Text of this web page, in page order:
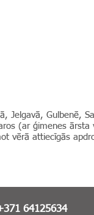
Jelgavā, Gulbenē,
(ar ģimenes ārsta
vērā attiecīgās
64125634